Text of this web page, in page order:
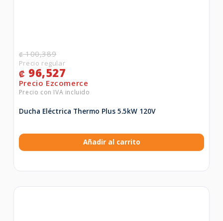
₡100,389
₡ 96,527
Ducha Eléctrica Thermo Plus 5.5kW 120V
Añadir al carrito